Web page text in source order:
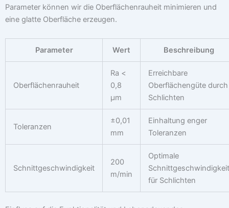
Parameter können wir die Oberflächenrauheit minimieren und
eine glatte Oberfläche erzeugen.
Parameter Wert Beschreibung
Oberflächenrauheit
Ra <
0,8
μm
Erreichbare
Oberflächengüte durch
Schlichten
Toleranzen
±0,01
mm
Einhaltung enger
Toleranzen
Schnittgeschwindigkeit
200
m/min
Optimale
Schnittgeschwindigkeit
für Schlichten